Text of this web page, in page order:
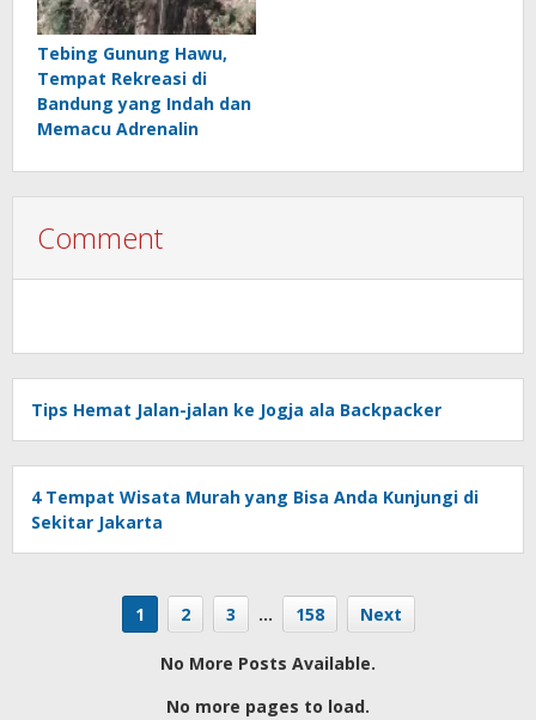
Tebing Gunung Hawu,
Tempat Rekreasi di
Bandung yang Indah dan
Memacu Adrenalin
Comment
Tips Hemat Jalan-jalan ke Jogja ala Backpacker
4 Tempat Wisata Murah yang Bisa Anda Kunjungi di
Sekitar Jakarta
1 2 3 … 158 Next
No More Posts Available.
No more pages to load.